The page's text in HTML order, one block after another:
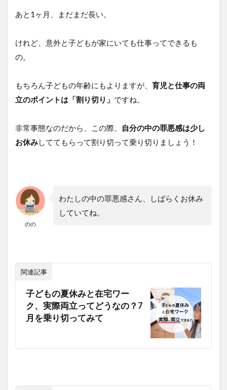
あと1ヶ月、まだまだ長い。
けれど、意外と子どもが家にいても仕事ってできるも
の。
もちろん子どもの年齢にもよりますが、 育児と仕事の両
立のポイントは「割り切り」 ですね。
非常事態なのだから、この際、
自分の中の罪悪感は少し
お休みしててもらって割り切って乗り切りましょう！
のの
わたしの中の罪悪感さん、しばらくお休み
していてね。
関連記事
子どもの夏休みと在宅ワー
ク、実際両立ってどうなの？7
月を乗り切ってみて